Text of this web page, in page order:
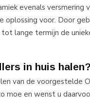
evenals
oplossing voor. Door
lange termijn de
in huis halen?
van de
moe en wenst u